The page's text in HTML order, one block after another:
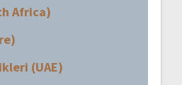
Africa)
(UAE)